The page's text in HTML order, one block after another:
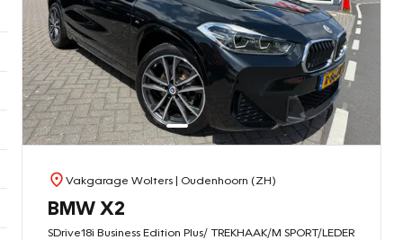
Vakgarage Wolters| Oudenhoorn (ZH)
BMW X2
SDrive18i Business Edition Plus/ TREKHAAK/M SPORT/LEDER